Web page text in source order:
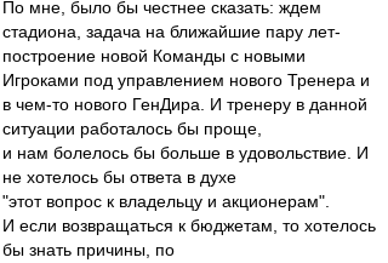
По мне, было бы честнее сказать: ждем
стадиона, задача на ближайшие пару лет-
построение новой Команды с новыми
Игроками под управлением нового Тренера и
в чем-то нового ГенДира. И тренеру в данной
ситуации работалось бы проще,
и нам болелось бы больше в удовольствие. И
не хотелось бы ответа в духе
"этот вопрос к владельцу и акционерам".
И если возвращаться к бюджетам, то хотелось
бы знать причины, по